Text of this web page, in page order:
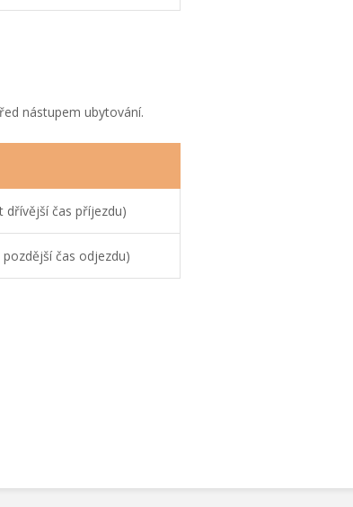
nástupem ubytování.
čas příjezdu)
čas odjezdu)